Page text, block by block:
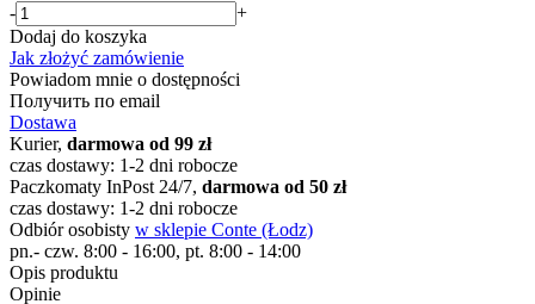
-
+
Dodaj do koszyka
Jak złożyć zamówienie
Powiadom mnie o dostępności
Получить по email
Dostawa
Kurier, darmowa od 99 zł
czas dostawy: 1-2 dni robocze
Paczkomaty InPost 24/7, darmowa od 50 zł
czas dostawy: 1-2 dni robocze
Odbiór osobisty w sklepie Conte (Łodz)
pn.- czw. 8:00 - 16:00, pt. 8:00 - 14:00
Opis produktu
Opinie